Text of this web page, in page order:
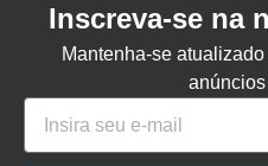
Inscreva-se na
Mantenha-se